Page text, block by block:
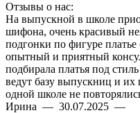
Отзывы о нас:
На выпускной в школе
шифона, очень красивый
подгонки по фигуре
опытный и приятный
подбирала платья под
ведут базу выпускниц и
одной школе не
Ирина — 30.07.2025 —